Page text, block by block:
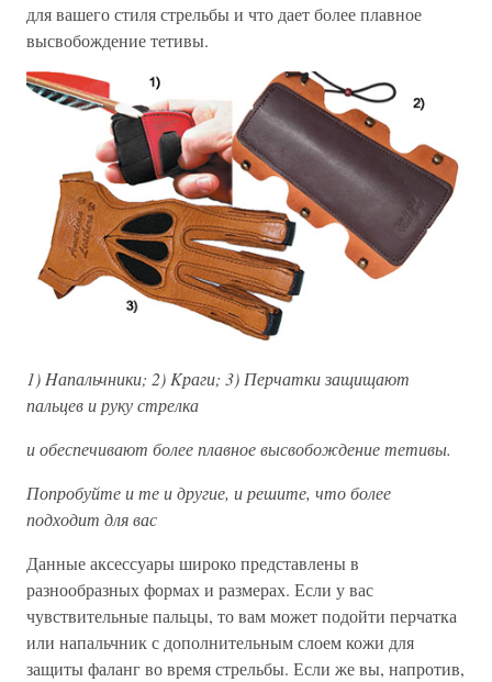
для вашего стиля стрельбы и что дает более плавное
высвобождение тетивы.
1) Hапальчники; 2) Kраги; 3) Перчатки защищают
пальцев и руку стрелка
и обеспечивают более плавное высвобождение тетивы.
Попробуйте и те и другие, и решите, что более
подходит для вас
Данные аксессуары широко представлены в
разнообразных формах и размерах. Если у вас
чувствительные пальцы, то вам может подойти перчатка
или напальчник с дополнительным слоем кожи для
защиты фаланг во время стрельбы. Если же вы, напротив,